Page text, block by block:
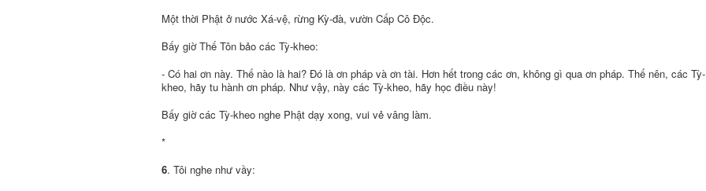
Một thời Phật ở nước Xá-vệ, rừng Kỳ-đà, vườn Cấp Cô Ðộc.
Bấy giờ Thế Tôn bảo các Tỳ-kheo:
- Có hai ơn này. Thế nào là hai? Ðó là ơn pháp và ơn tài. Hơn hết trong các ơn, không gì qua ơn pháp. Thế nên, các Tỳ-
kheo, hãy tu hành ơn pháp. Như vậy, này các Tỳ-kheo, hãy học điều này!
Bấy giờ các Tỳ-kheo nghe Phật dạy xong, vui vẻ vâng làm.
*
6. Tôi nghe như vầy: